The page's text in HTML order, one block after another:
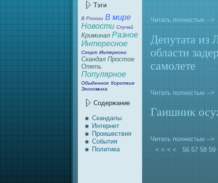
Тэги
В России В мире
Новости Случай
Криминaл Разное
Интересное
Спорт Интересно
Скандал Простое
Опять
Популярное
Обыденное Короткие
Экономика
Содержание
Скандалы
Интернeт
Проишествия
События
Политика
Читать полностью -->
Депутата из
области
caмолете
Читать полностью -->
Гаишник
Читать полностью -->
< < < <
56 57 58 59